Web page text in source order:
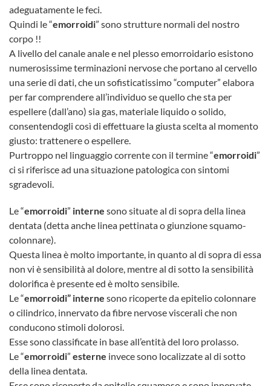
adeguatamente le feci.
Quindi le “emorroidi” sono strutture normali del nostro
corpo !!
A livello del canale anale e nel plesso emorroidario esistono
numerosissime terminazioni nervose che portano al cervello
una serie di dati, che un sofisticatissimo “computer” elabora
per far comprendere all’individuo se quello che sta per
espellere (dall’ano) sia gas, materiale liquido o solido,
consentendogli così di effettuare la giusta scelta al momento
giusto: trattenere o espellere.
Purtroppo nel linguaggio corrente con il termine “emorroidi”
ci si riferisce ad una situazione patologica con sintomi
sgradevoli.
Le “emorroidi” interne sono situate al di sopra della linea
dentata (detta anche linea pettinata o giunzione squamo-
colonnare).
Questa linea è molto importante, in quanto al di sopra di essa
non vi è sensibilità al dolore, mentre al di sotto la sensibilità
dolorifica è presente ed è molto sensibile.
Le “emorroidi” interne sono ricoperte da epitelio colonnare
o cilindrico, innervato da fibre nervose viscerali che non
conducono stimoli dolorosi.
Esse sono classificate in base all’entità del loro prolasso.
Le “emorroidi” esterne invece sono localizzate al di sotto
della linea dentata.